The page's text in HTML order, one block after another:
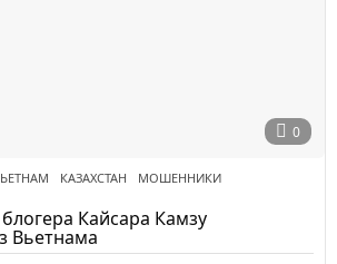
0
,КАЗАХСТАН ,МОШЕННИКИ
блогера Кайсара Камзу
Вьетнама